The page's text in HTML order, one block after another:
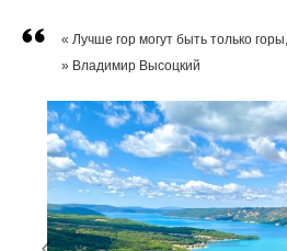
« Лучше гор могут быть только
» Владимир Высоцкий